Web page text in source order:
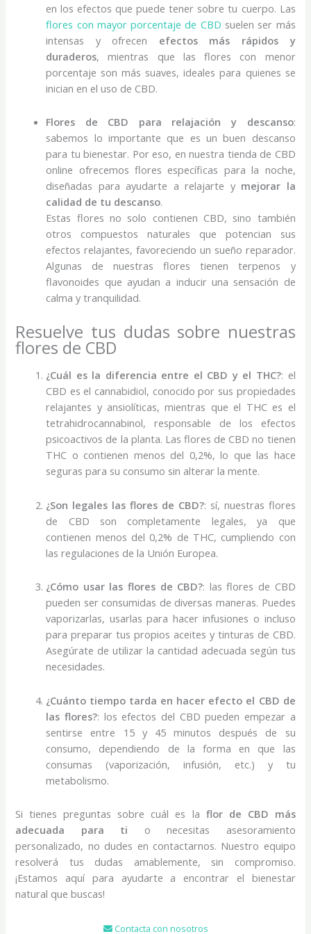
en los efectos que puede tener sobre tu cuerpo. Las
flores con mayor porcentaje de CBD suelen ser más
intensas y ofrecen efectos más rápidos y
duraderos, mientras que las flores con menor
porcentaje son más suaves, ideales para quienes se
inician en el uso de CBD.
Flores de CBD para relajación y descanso:
sabemos lo importante que es un buen descanso
para tu bienestar. Por eso, en nuestra tienda de CBD
online ofrecemos flores específicas para la noche,
diseñadas para ayudarte a relajarte y mejorar la
calidad de tu descanso.
Estas flores no solo contienen CBD, sino también
otros compuestos naturales que potencian sus
efectos relajantes, favoreciendo un sueño reparador.
Algunas de nuestras flores tienen terpenos y
flavonoides que ayudan a inducir una sensación de
calma y tranquilidad.
Resuelve tus dudas sobre nuestras
flores de CBD
¿Cuál es la diferencia entre el CBD y el THC?: el
CBD es el cannabidiol, conocido por sus propiedades
relajantes y ansiolíticas, mientras que el THC es el
tetrahidrocannabinol, responsable de los efectos
psicoactivos de la planta. Las flores de CBD no tienen
THC o contienen menos del 0,2%, lo que las hace
seguras para su consumo sin alterar la mente.
¿Son legales las flores de CBD?: sí, nuestras flores
de CBD son completamente legales, ya que
contienen menos del 0,2% de THC, cumpliendo con
las regulaciones de la Unión Europea.
¿Cómo usar las flores de CBD?: las flores de CBD
pueden ser consumidas de diversas maneras. Puedes
vaporizarlas, usarlas para hacer infusiones o incluso
para preparar tus propios aceites y tinturas de CBD.
Asegúrate de utilizar la cantidad adecuada según tus
necesidades.
¿Cuánto tiempo tarda en hacer efecto el CBD de
las flores?: los efectos del CBD pueden empezar a
sentirse entre 15 y 45 minutos después de su
consumo, dependiendo de la forma en que las
consumas (vaporización, infusión, etc.) y tu
metabolismo.
Si tienes preguntas sobre cuál es la flor de CBD más
adecuada para ti o necesitas asesoramiento
personalizado, no dudes en contactarnos. Nuestro equipo
resolverá tus dudas amablemente, sin compromiso.
¡Estamos aquí para ayudarte a encontrar el bienestar
natural que buscas!
Contacta con nosotros